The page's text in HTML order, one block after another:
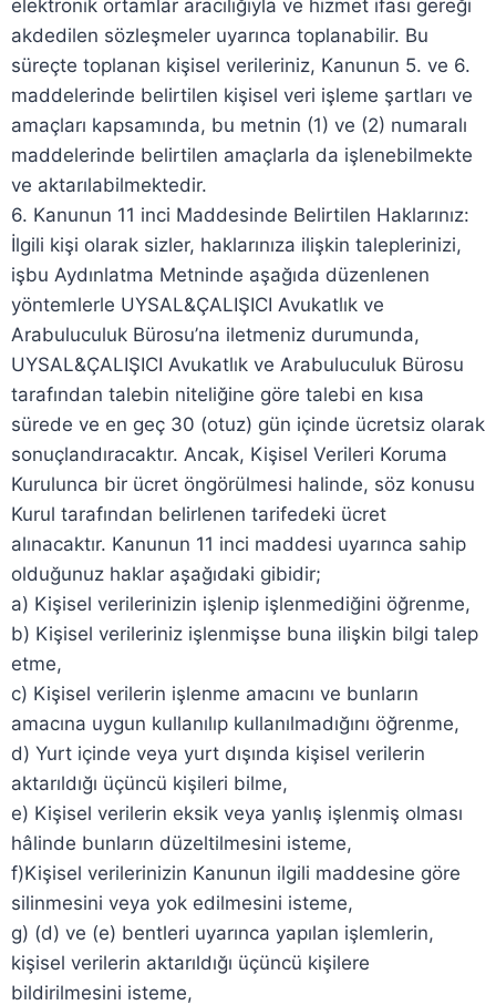
elektronik ortamlar aracılığıyla ve hizmet ifası gereği
akdedilen sözleşmeler uyarınca toplanabilir. Bu
süreçte toplanan kişisel verileriniz, Kanunun 5. ve 6.
maddelerinde belirtilen kişisel veri işleme şartları ve
amaçları kapsamında, bu metnin (1) ve (2) numaralı
maddelerinde belirtilen amaçlarla da işlenebilmekte
ve aktarılabilmektedir.
6. Kanunun 11 inci Maddesinde Belirtilen Haklarınız:
İlgili kişi olarak sizler, haklarınıza ilişkin taleplerinizi,
işbu Aydınlatma Metninde aşağıda düzenlenen
yöntemlerle UYSAL&ÇALIŞICI Avukatlık ve
Arabuluculuk Bürosu’na iletmeniz durumunda,
UYSAL&ÇALIŞICI Avukatlık ve Arabuluculuk Bürosu
tarafından talebin niteliğine göre talebi en kısa
sürede ve en geç 30 (otuz) gün içinde ücretsiz olarak
sonuçlandıracaktır. Ancak, Kişisel Verileri Koruma
Kurulunca bir ücret öngörülmesi halinde, söz konusu
Kurul tarafından belirlenen tarifedeki ücret
alınacaktır. Kanunun 11 inci maddesi uyarınca sahip
olduğunuz haklar aşağıdaki gibidir;
a) Kişisel verilerinizin işlenip işlenmediğini öğrenme,
b) Kişisel verileriniz işlenmişse buna ilişkin bilgi talep
etme,
c) Kişisel verilerin işlenme amacını ve bunların
amacına uygun kullanılıp kullanılmadığını öğrenme,
d) Yurt içinde veya yurt dışında kişisel verilerin
aktarıldığı üçüncü kişileri bilme,
e) Kişisel verilerin eksik veya yanlış işlenmiş olması
hâlinde bunların düzeltilmesini isteme,
f)Kişisel verilerinizin Kanunun ilgili maddesine göre
silinmesini veya yok edilmesini isteme,
g) (d) ve (e) bentleri uyarınca yapılan işlemlerin,
kişisel verilerin aktarıldığı üçüncü kişilere
bildirilmesini isteme,